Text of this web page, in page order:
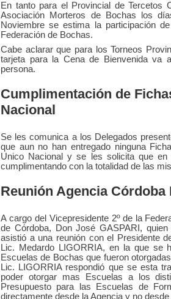
En tanto para el Provincial de Tercetos
Asociación Morteros de Bochas los
Noviembre se estima la participación
Federación de Bochas.
Cabe aclarar que para los Torneos
tarjeta para la Cena de Bienvenida va
persona.
Cumplimentación de
Nacional
Se les comunica a los Delegados
que aun no han entregado ninguna
Unico Nacional y se les solicita que
cumplimentando con la totalidad de las
Reunión Agencia Córdoba
A cargo del Vicepresidente 2º de la
de Córdoba, Don José GASPARI,
asistió a una reunión con el Presidente
Lic. Medardo LIGORRIA, en la que se
Escuelas de Bochas que fueron
Lic. LIGORRIA respondió que se esta
poder otorgar mas Escuelas a los
Presupuesto para las Escuelas de
directamente desde la Agencia y no